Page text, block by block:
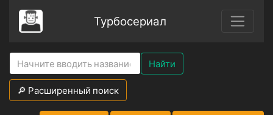
Турбосериал
Найти
🔎 Расширенный поиск